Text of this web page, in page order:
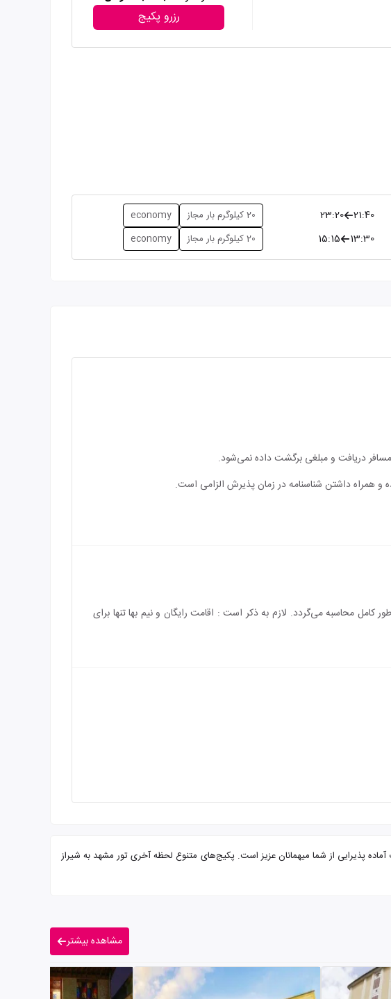
رزرو پکیج
21:40
23:20 20 کیلوگرم بار مجاز economy
13:30
15:15 20 کیلوگرم بار مجاز economy
مسافر دریافت و مبلغی برگشت داده نمی‌شود.
و همراه داشتن شناسنامه در زمان پذیرش الزامی است.
(درصورت عدم استفاده از سرویس) رایگان می‌باشد و هزینه‌ی اقامت کودک بالای 4 سال به طور کامل محاسبه می‌گردد. لازم به ذکر است : اقامت رایگان و نیم بها تنها برای
3 ستاره همراه با سرو صبحانه بوفه و پرسنلی مجرب آماده پذیرایی از شما میهمانان عزیز است. پکیج‌های متنوع لحظه آخری تور مشهد به شیراز
مشاهده بیشتر